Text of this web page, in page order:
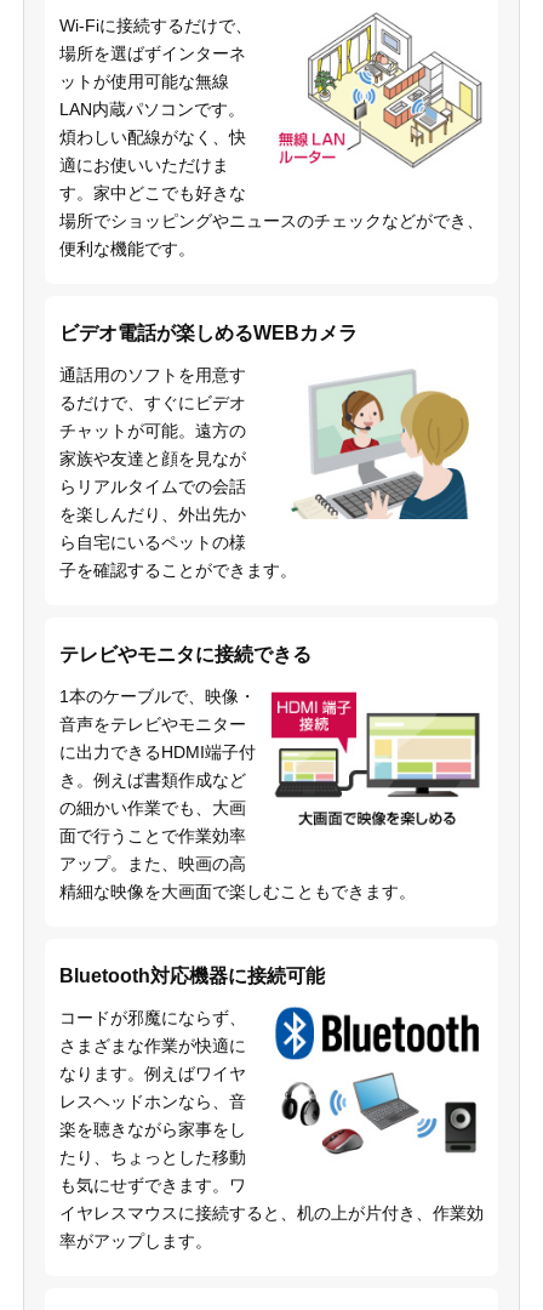
Wi-Fiに接続するだけで、
場所を選ばずインターネ
ットが使用可能な無線
LAN内蔵パソコンです。
煩わしい配線がなく、快
適にお使いいただけま
す。家中どこでも好きな
場所でショッピングやニュースのチェックなどができ、
便利な機能です。
ビデオ電話が楽しめるWEBカメラ
通話用のソフトを用意す
るだけで、すぐにビデオ
チャットが可能。遠方の
家族や友達と顔を見なが
らリアルタイムでの会話
を楽しんだり、外出先か
ら自宅にいるペットの様
子を確認することができます。
テレビやモニタに接続できる
1本のケーブルで、映像・
音声をテレビやモニター
に出力できるHDMI端子付
き。例えば書類作成など
の細かい作業でも、大画
面で行うことで作業効率
アップ。また、映画の高
精細な映像を大画面で楽しむこともできます。
Bluetooth対応機器に接続可能
コードが邪魔にならず、
さまざまな作業が快適に
なります。例えばワイヤ
レスヘッドホンなら、音
楽を聴きながら家事をし
たり、ちょっとした移動
も気にせずできます。ワ
イヤレスマウスに接続すると、机の上が片付き、作業効
率がアップします。